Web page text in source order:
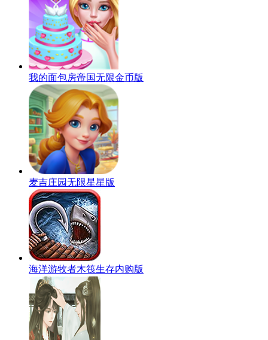
我的面包房帝国无限金币版
麦吉庄园无限星星版
海洋游牧者木筏生存内购版